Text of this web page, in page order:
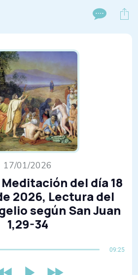
17/01/2026
del día 18
2026, Lectura del
según San Juan
1,29-34
09:25